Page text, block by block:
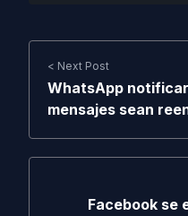
< Next Post
WhatsApp
mensajes sean
Facebook se